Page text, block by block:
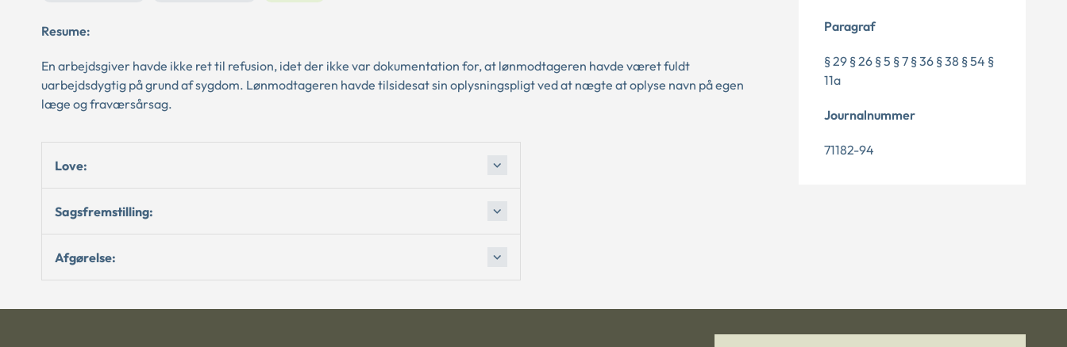
Resume:
En arbejdsgiver havde ikke ret til refusion, idet der ikke var dokumentation for, at lønmodtageren havde været fuldt
uarbejdsdygtig på grund af sygdom. Lønmodtageren havde tilsidesat sin oplysningspligt ved at nægte at oplyse navn på egen
læge og fraværsårsag.
Love:
Sagsfremstilling:
Afgørelse:
Paragraf
§ 29 § 26 § 5 § 7 § 36 § 38 § 54 §
11a
Journalnummer
71182-94